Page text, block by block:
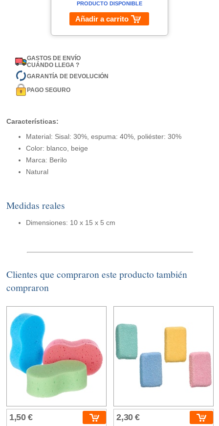
PRODUCTO DISPONIBLE
Añadir a carrito
GASTOS DE ENVÍO
CUÁNDO LLEGA ?
GARANTÍA DE DEVOLUCIÓN
PAGO SEGURO
Características:
Material: Sisal: 30%, espuma: 40%, poliéster: 30%
Color: blanco, beige
Marca: Berilo
Natural
Medidas reales
Dimensiones: 10 x 15 x 5 cm
Clientes que compraron este producto también
compraron
1,50 € 2,30 €